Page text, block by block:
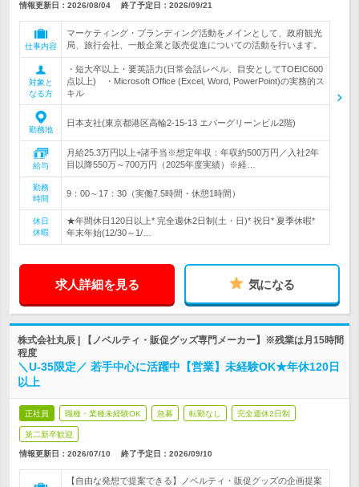
情報更新日：2026/08/04 終了予定日： 2026/09/21
仕事内容
マーケティング・ブランディング活動をメインとして、政府観光
局、旅行会社、一般企業と販売促進についての活動を行います。
対象と
なる方
・短大卒以上・要英語力(日常会話レベル、目安としてTOEIC600
点以上) ・Microsoft Office (Excel, Word, PowerPoint)の実務的ス
キル
勤務地
日本支社(東京都港区高輪2-15-13 エバーグリーンビル2階)
給与
月給25.3万円以上+諸手当※想定年収：年収約500万円／入社2年
目以降550万～700万円（2025年度実績）※経…
勤務
時間
9：00～17：30（実働7.5時間・休憩1時間）
休日
休暇
★年間休日120日以上* 完全週休2日制(土・日)* 祝日* 夏季休暇*
年末年始(12/30～1/…
求人詳細を見る 気になる
株式会社丸辰 | 【ノベルティ・販促グッズ専門メーカー】※残業は月15時間
程度
＼U-35限定／ 若手中心に活躍中【営業】未経験OK★年休120日
以上
正社員 職種・業種未経験OK 急募 転勤なし 完全週休2日制
第二新卒歓迎
情報更新日：2026/07/10 終了予定日： 2026/09/10
【自由な発想で提案できる】ノベルティ・販促グッズの企画提案